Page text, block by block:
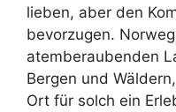
lieben, aber den
bevorzugen.
atemberaubenden
Bergen und
Ort für solch ein